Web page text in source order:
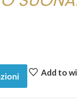
Add to